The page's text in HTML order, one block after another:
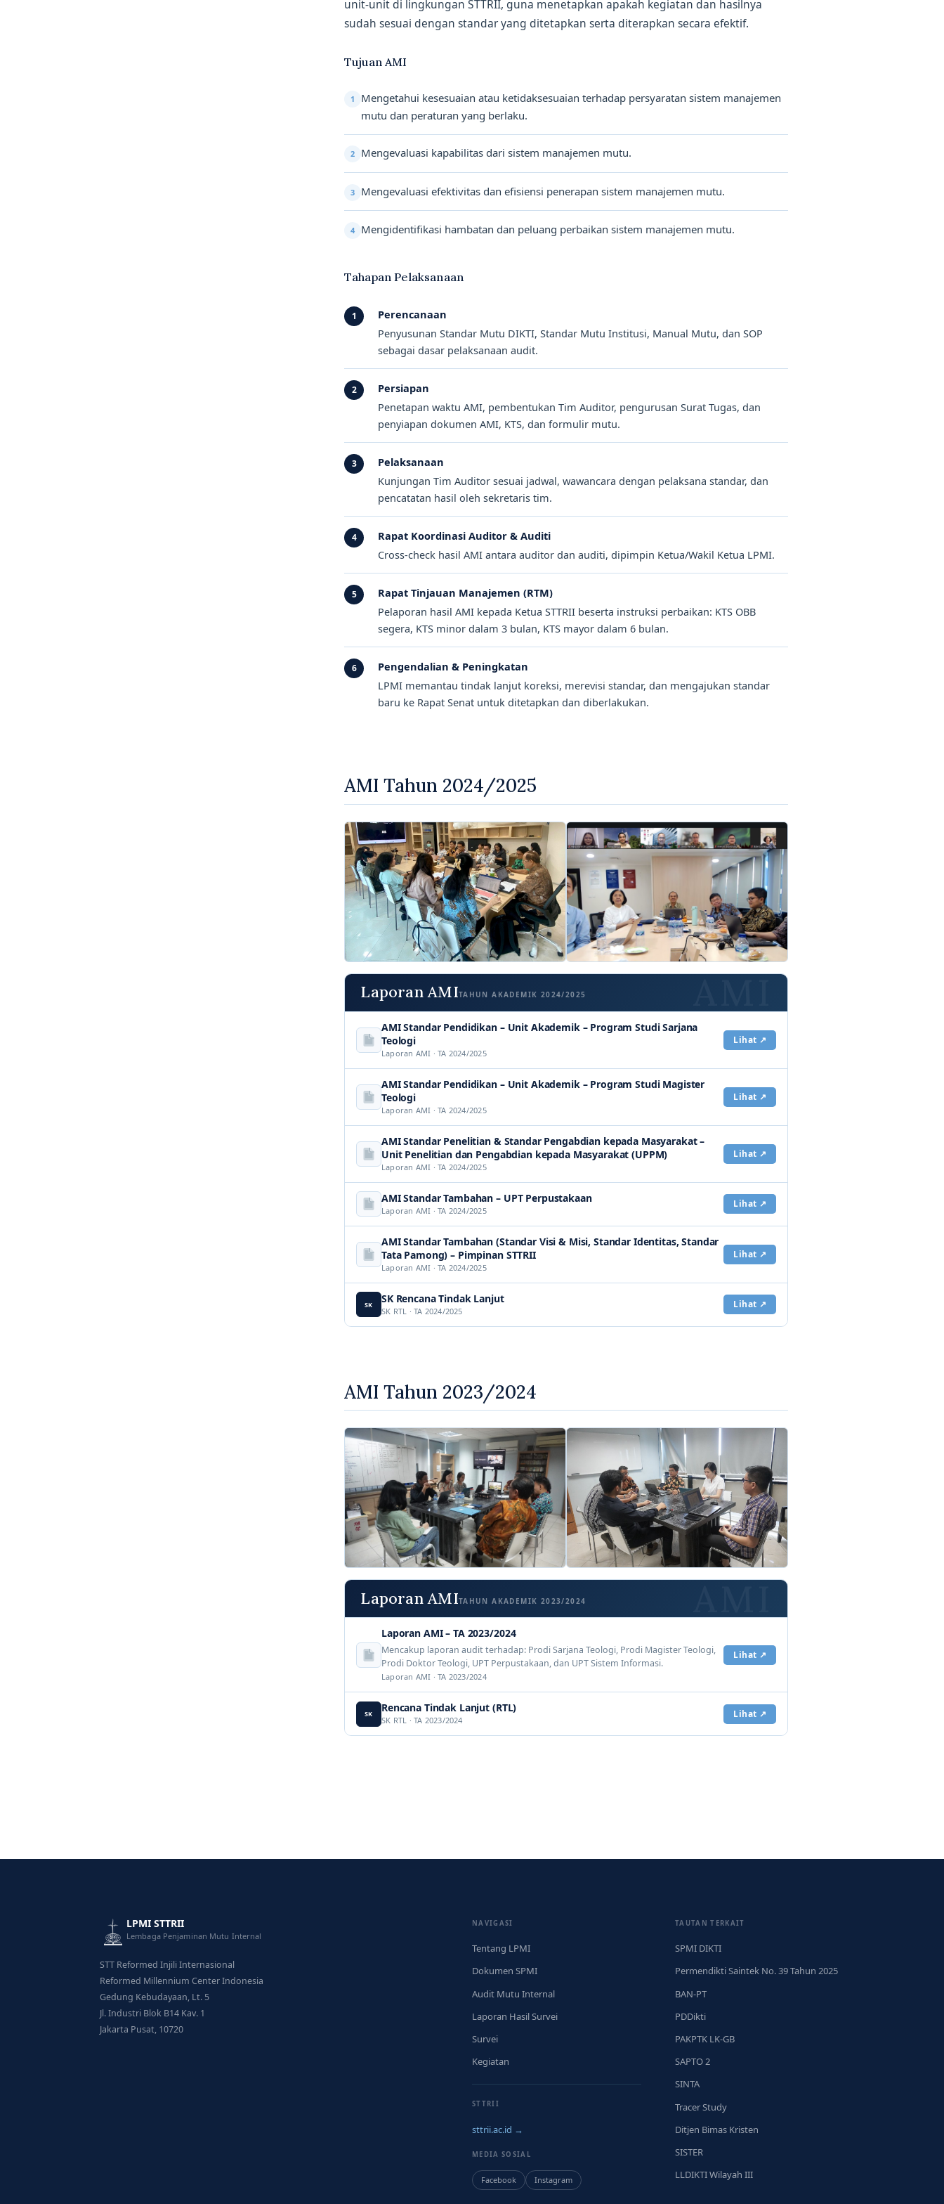
unit-unit di lingkungan STTRII, guna menetapkan apakah kegiatan dan hasilnya
sudah sesuai dengan standar yang ditetapkan serta diterapkan secara efektif.
Tujuan AMI
1
Mengetahui kesesuaian atau ketidaksesuaian terhadap persyaratan sistem manajemen
mutu dan peraturan yang berlaku.
2 Mengevaluasi kapabilitas dari sistem manajemen mutu.
3 Mengevaluasi efektivitas dan efisiensi penerapan sistem manajemen mutu.
4 Mengidentifikasi hambatan dan peluang perbaikan sistem manajemen mutu.
Tahapan Pelaksanaan
1
Perencanaan
Penyusunan Standar Mutu DIKTI, Standar Mutu Institusi, Manual Mutu, dan SOP
sebagai dasar pelaksanaan audit.
2
Persiapan
Penetapan waktu AMI, pembentukan Tim Auditor, pengurusan Surat Tugas, dan
penyiapan dokumen AMI, KTS, dan formulir mutu.
3
Pelaksanaan
Kunjungan Tim Auditor sesuai jadwal, wawancara dengan pelaksana standar, dan
pencatatan hasil oleh sekretaris tim.
4
Rapat Koordinasi Auditor & Auditi
Cross-check hasil AMI antara auditor dan auditi, dipimpin Ketua/Wakil Ketua LPMI.
5
Rapat Tinjauan Manajemen (RTM)
Pelaporan hasil AMI kepada Ketua STTRII beserta instruksi perbaikan: KTS OBB
segera, KTS minor dalam 3 bulan, KTS mayor dalam 6 bulan.
6
Pengendalian & Peningkatan
LPMI memantau tindak lanjut koreksi, merevisi standar, dan mengajukan standar
baru ke Rapat Senat untuk ditetapkan dan diberlakukan.
AMI Tahun 2024/2025
Laporan AMITAHUN AKADEMIK 2024/2025
AMI Standar Pendidikan – Unit Akademik – Program Studi Sarjana
Teologi
Laporan AMI · TA 2024/2025
Lihat ↗
AMI Standar Pendidikan – Unit Akademik – Program Studi Magister
Teologi
Laporan AMI · TA 2024/2025
Lihat ↗
AMI Standar Penelitian & Standar Pengabdian kepada Masyarakat –
Unit Penelitian dan Pengabdian kepada Masyarakat (UPPM)
Laporan AMI · TA 2024/2025
Lihat ↗
AMI Standar Tambahan – UPT Perpustakaan
Laporan AMI · TA 2024/2025
Lihat ↗
AMI Standar Tambahan (Standar Visi & Misi, Standar Identitas, Standar
Tata Pamong) – Pimpinan STTRII
Laporan AMI · TA 2024/2025
Lihat ↗
SK SK Rencana Tindak Lanjut
SK RTL · TA 2024/2025
Lihat ↗
AMI Tahun 2023/2024
Laporan AMITAHUN AKADEMIK 2023/2024
Laporan AMI – TA 2023/2024
Mencakup laporan audit terhadap: Prodi Sarjana Teologi, Prodi Magister Teologi,
Prodi Doktor Teologi, UPT Perpustakaan, dan UPT Sistem Informasi.
Laporan AMI · TA 2023/2024
Lihat ↗
SK Rencana Tindak Lanjut (RTL)
SK RTL · TA 2023/2024
Lihat ↗
LPMI STTRII
Lembaga Penjaminan Mutu Internal
STT Reformed Injili Internasional
Reformed Millennium Center Indonesia
Gedung Kebudayaan, Lt. 5
Jl. Industri Blok B14 Kav. 1
Jakarta Pusat, 10720
NAVIGASI
Tentang LPMI
Dokumen SPMI
Audit Mutu Internal
Laporan Hasil Survei
Survei
Kegiatan
STTRII
sttrii.ac.id →
MEDIA SOSIAL
Facebook Instagram
TAUTAN TERKAIT
SPMI DIKTI
Permendikti Saintek No. 39 Tahun 2025
BAN-PT
PDDikti
PAKPTK LK-GB
SAPTO 2
SINTA
Tracer Study
Ditjen Bimas Kristen
SISTER
LLDIKTI Wilayah III